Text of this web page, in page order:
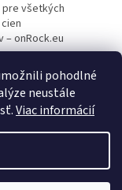
pohodlné
neustále
Viac informácií
pre všetkých
– onRock.eu